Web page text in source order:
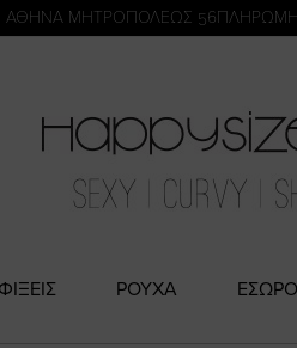
ΑΘΗΝΑ ΜΗΤΡΟΠΟΛΕΩΣ 56ΠΛΗΡΩΜΗ
ΡΟΥΧΑ